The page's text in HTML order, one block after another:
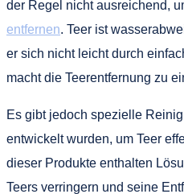
der Regel nicht ausreichend,
entfernen. Teer ist
er sich nicht leicht durch
macht die Teerentfernung zu
Es gibt jedoch spezielle
entwickelt wurden, um Teer
dieser Produkte enthalten
Teers verringern und seine